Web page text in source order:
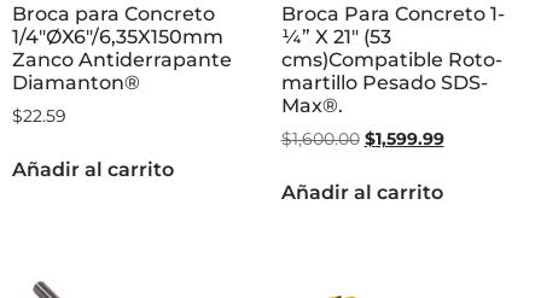
Broca para Concreto
1/4″ØX6″/6,35X150mm
Zanco Antiderrapante
Diamanton®
$22.59
Añadir al carrito
Broca Para Concreto 1-
¼” X 21″ (53
cms)Compatible Roto-
martillo Pesado SDS-
Max®.
$1,600.00 $1,599.99
Añadir al carrito